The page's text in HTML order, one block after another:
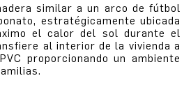
similar a un arco de fútbol
estratégicamente ubicada
el calor del sol durante el
al interior de la vivienda a
proporcionando un ambiente